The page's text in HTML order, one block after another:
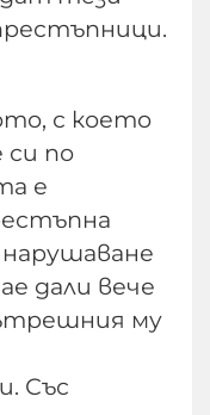
с което
по
е
нарушаване
дали вече
му
Със